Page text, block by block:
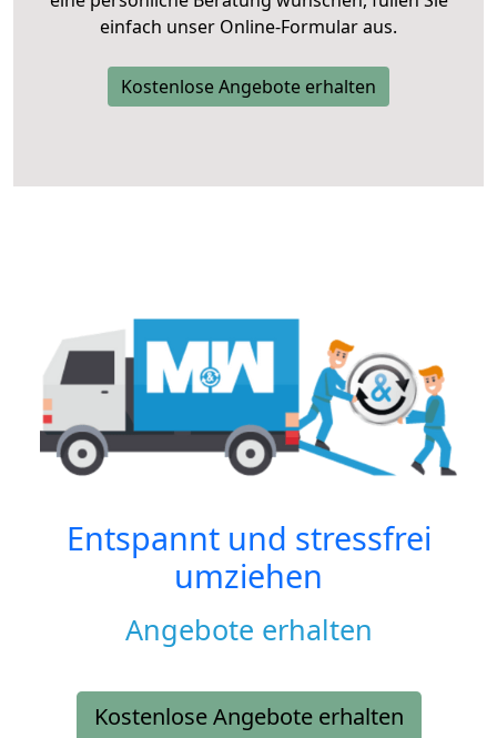
einfach unser Online-Formular aus.
Kostenlose Angebote erhalten
Entspannt und stressfrei
umziehen
Angebote erhalten
Kostenlose Angebote erhalten